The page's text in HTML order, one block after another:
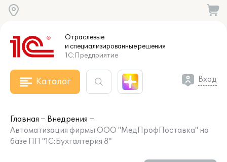
Отраслевые
и специализированныерешения
1С:Предприятие
Каталог Вход
Главная
Внедрения
Автоматизация фирмы ООО "МедПрофПоставка" на
базе ПП "1С:Бухгалтерия 8"